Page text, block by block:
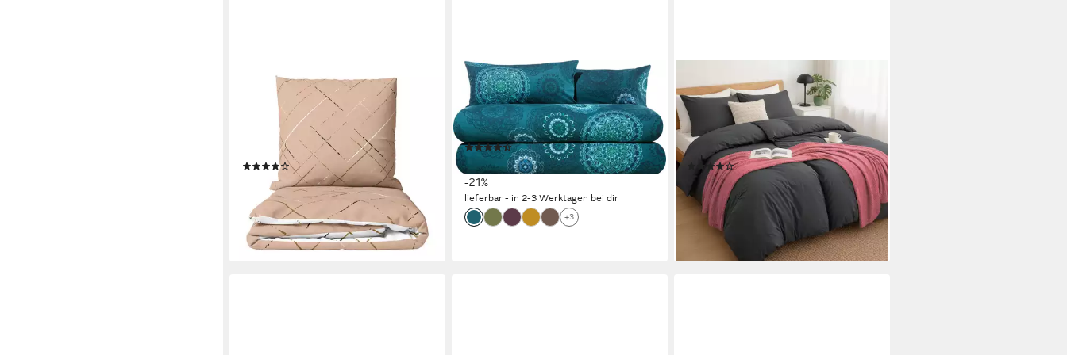
LEONADO VICENTI
Bettwäsche Hochwertige Polycotton,
Baumwolle, 4 teilig, schlichtes
Streifen Design mit Wendeseite,
Beige, Grün und Grau
(29)
49,50 € UVP72,50 €
-32%
lieferbar - in 2-3 Werktagen bei dir
ERWIN MÜLLER
Bettwäsche Bettwäsche Sparpaket
4-teilig, Baumwolle, Edelflanell
Ornamente
(193)
ab 92,90 € 117,90 €
-21%
lieferbar - in 2-3 Werktagen bei dir
+3
Bettwäsche 135 x 200 Baumwolle
Set 135x200 oder 155x220 cm grau
- anthrazit, Baumwolle, 4 teilig,
Reißverschluss, Sommerbettwäsche
(53)
64,98 € 119,98 €
-46%
lieferbar - in 3-4 Werktagen bei dir